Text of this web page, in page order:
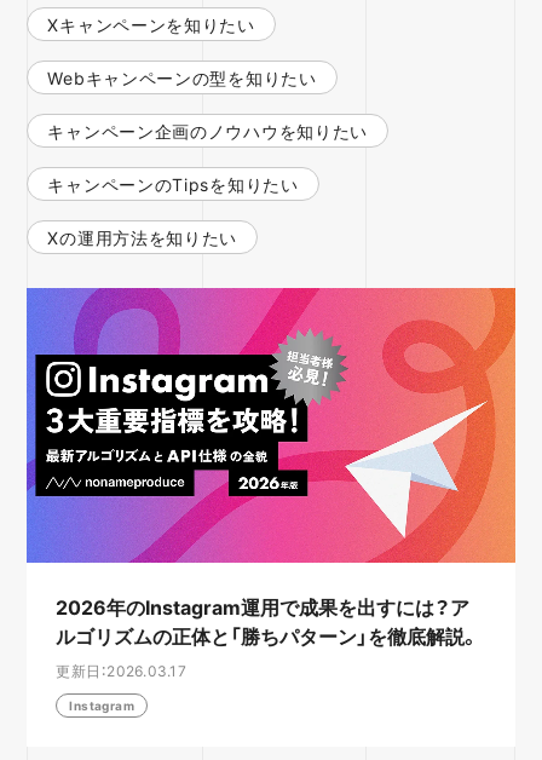
Xキャンペーンを知りたい
Webキャンペーンの型を知りたい
キャンペーン企画のノウハウを知りたい
キャンペーンのTipsを知りたい
Xの運用方法を知りたい
2026年のInstagram運用で成果を出すには？ア
ルゴリズムの正体と「勝ちパターン」を徹底解説。
更新日：2026.03.17
Instagram